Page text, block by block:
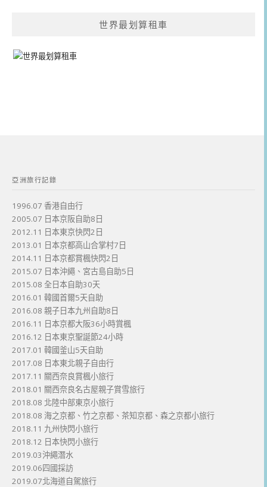
世界最划算租車
亞洲旅行記錄
1996.07 香港自由行
2005.07 日本京阪自助8日
2012.11 日本東京快閃2日
2013.01 日本京都高山合掌村7日
2014.11 日本京都賞楓快閃2日
2015.07 日本沖繩、宮古島自助5日
2015.08 全日本自助30天
2016.01 韓國首爾5天自助
2016.08 親子日本九州自助8日
2016.11 日本京都大阪36小時賞楓
2016.12 日本東京聖誕節24小時
2017.01 韓國釜山5天自助
2017.08 日本東北親子自由行
2017.11 關西奈良賞楓小旅行
2018.01 關西奈良名古屋親子賞雪旅行
2018.08 北陸中部東京小旅行
2018.08 海之京都、竹之京都、茶知京都、森之京都小旅行
2018.11 九州快閃小旅行
2018.12 日本快閃小旅行
2019.03沖繩潛水
2019.06四國採訪
2019.07北海道自駕旅行